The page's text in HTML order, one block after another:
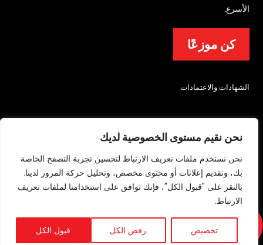
نحن نقيم مستوى الخصوصية لديك
نحن نستخدم ملفات تعريف الارتباط لتحسين تجربة التصفح الخاصة
بك، وتقديم إعلانات أو محتوى مخصص، وتحليل حركة المرور لدينا.
بالنقر على "قبول الكل"، فإنك توافق على استخدامنا لملفات تعريف
الارتباط.
تخصيص رفض الكل قبول الكل
الأسرع.
كن موزعًا
الشهادات والاعتمادات
© 2026 شركة ليتشفيلد لمعدات مكافحة الحرائق والسلامة المحدودة. جميع الحقوق
محفوظة.